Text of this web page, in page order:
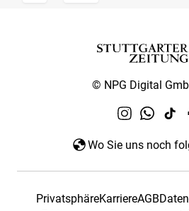
© NPG Digital
Wo Sie uns noch
PrivatsphäreKarriereAGB